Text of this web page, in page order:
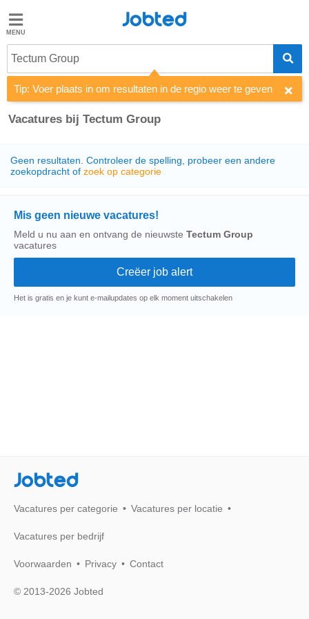
Jobted
Taal
nl fr
Jobted
Tectum Group
Tip: Voer plaats in om resultaten in de regio weer te geven
Vacatures bij Tectum Group
Geen resultaten. Controleer de spelling, probeer een andere
zoekopdracht of zoek op categorie
Mis geen nieuwe vacatures!
Meld u nu aan en ontvang de nieuwste Tectum Group
vacatures
Het is gratis en je kunt e-mailupdates op elk moment uitschakelen
Jobted
Vacatures per categorie Vacatures per locatie
Vacatures per bedrijf
Voorwaarden Privacy Contact
© 2013-2026 Jobted